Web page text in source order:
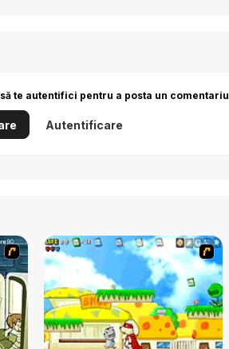
te autentifici pentru a posta un comentariu
Autentificare